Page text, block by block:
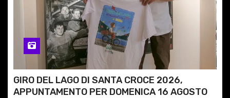
GIRO DEL LAGO DI SANTA CROCE 2026,
APPUNTAMENTO PER DOMENICA 16 AGOSTO